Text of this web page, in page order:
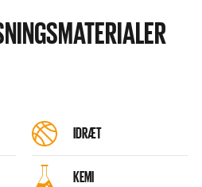
IDRÆT
KEMI